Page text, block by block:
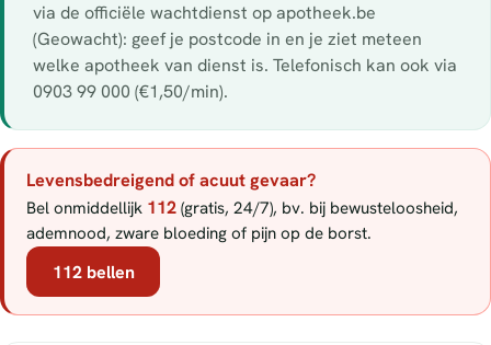
via de officiële wachtdienst op apotheek.be
(Geowacht): geef je postcode in en je ziet meteen
welke apotheek van dienst is. Telefonisch kan ook via
0903 99 000 (€1,50/min).
Levensbedreigend of acuut gevaar?
Bel onmiddellijk 112 (gratis, 24/7), bv. bij bewusteloosheid,
ademnood, zware bloeding of pijn op de borst.
112 bellen